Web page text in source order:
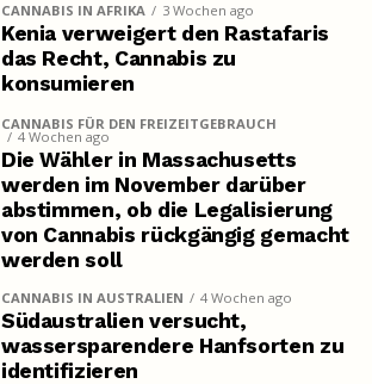
CANNABIS IN AFRIKA 3 Wochen ago
Kenia verweigert den Rastafaris
das Recht, Cannabis zu
konsumieren
CANNABIS FÜR DEN FREIZEITGEBRAUCH
4 Wochen ago
Die Wähler in Massachusetts
werden im November darüber
abstimmen, ob die Legalisierung
von Cannabis rückgängig gemacht
werden soll
CANNABIS IN AUSTRALIEN 4 Wochen ago
Südaustralien versucht,
wassersparendere Hanfsorten zu
identifizieren